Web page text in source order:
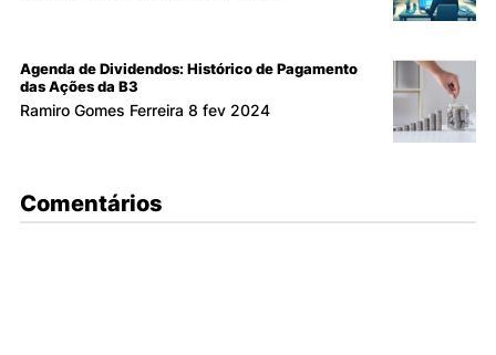
Agenda de Dividendos: Histórico de Pagamento
das Ações da B3
Ramiro Gomes Ferreira 8 fev 2024
Comentários